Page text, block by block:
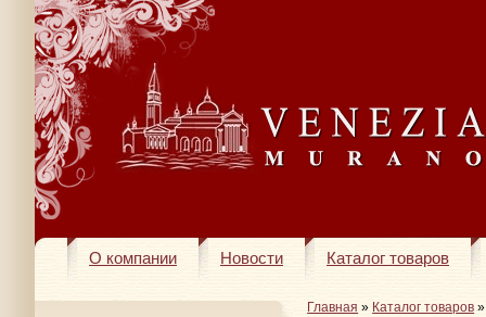
О компании Новости Каталог товаров
Главная » Каталог товаров